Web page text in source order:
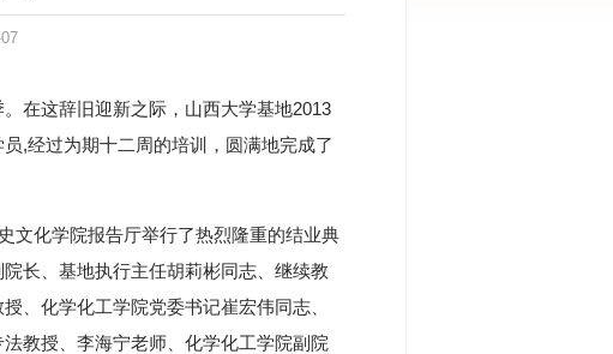
在这辞旧迎新之际，山西大学基地2013
,经过为期十二周的培训，圆满地完成了
化学院报告厅举行了热烈隆重的结业典
长、基地执行主任胡莉彬同志、继续教
、化学化工学院党委书记崔宏伟同志、
教授、李海宁老师、化学化工学院副院